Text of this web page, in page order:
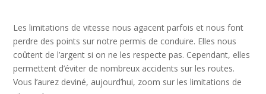
Les limitations de vitesse nous agacent parfois et nous font
perdre des points sur notre permis de conduire. Elles nous
coûtent de l’argent si on ne les respecte pas. Cependant, elles
permettent d’éviter de nombreux accidents sur les routes.
Vous l’aurez deviné, aujourd’hui, zoom sur les limitations de